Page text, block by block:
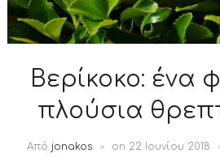
Βερίκοκο: ένα
πλούσια
Από jonakos on 22 Ιουνίου 2018